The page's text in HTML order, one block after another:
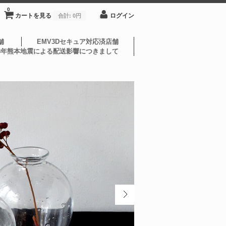
カートを見る
0
合計: 0円 ログイン
EMV3Dセキュア対応済店舗
熊本地震による配送影響につきまして